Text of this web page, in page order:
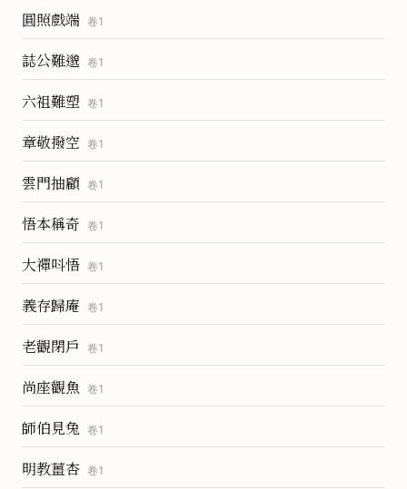
圓照戲端 卷1
誌公難邈 卷1
六祖難塑 卷1
章敬撥空 卷1
雲門抽顧 卷1
悟本稱奇 卷1
大禪呌悟 卷1
義存歸庵 卷1
老觀閉戶 卷1
尚座觀魚 卷1
師伯見兔 卷1
明教薑杏 卷1